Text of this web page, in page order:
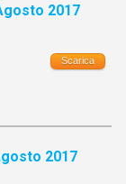
2017
Scarica
2017